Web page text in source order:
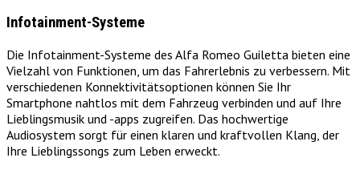
Infotainment-Systeme
Die Infotainment-Systeme des Alfa Romeo Guiletta bieten eine
Vielzahl von Funktionen, um das Fahrerlebnis zu verbessern. Mit
verschiedenen Konnektivitätsoptionen können Sie Ihr
Smartphone nahtlos mit dem Fahrzeug verbinden und auf Ihre
Lieblingsmusik und -apps zugreifen. Das hochwertige
Audiosystem sorgt für einen klaren und kraftvollen Klang, der
Ihre Lieblingssongs zum Leben erweckt.